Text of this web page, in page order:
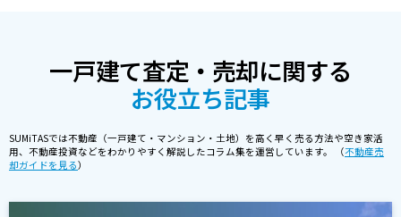
一戸建て査定・売却に関する
お役立ち記事
SUMiTASでは不動産（一戸建て・マンション・土地）を高く早く売る方法や空き家活
用、不動産投資などをわかりやすく解説したコラム集を運営しています。 （不動産売
却ガイドを見る）